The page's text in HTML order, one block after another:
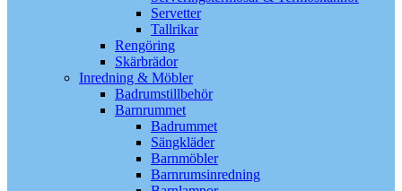
Servetter
Tallrikar
Rengöring
Skärbrädor
Inredning & Möbler
Badrumstillbehör
Barnrummet
Badrummet
Sängkläder
Barnmöbler
Barnrumsinredning